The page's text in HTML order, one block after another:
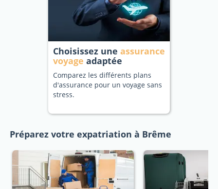
Choisissez une assurance
voyage adaptée
Comparez les différents plans
d'assurance pour un voyage sans
stress.
Préparez votre expatriation à Brême